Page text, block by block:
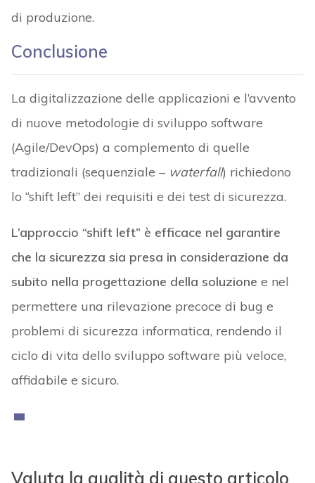
di produzione.
Conclusione
La digitalizzazione delle applicazioni e l’avvento
di nuove metodologie di sviluppo software
(Agile/DevOps) a complemento di quelle
tradizionali (sequenziale – waterfall) richiedono
lo “shift left” dei requisiti e dei test di sicurezza.
L’approccio “shift left” è efficace nel garantire
che la sicurezza sia presa in considerazione da
subito nella progettazione della soluzione e nel
permettere una rilevazione precoce di bug e
problemi di sicurezza informatica, rendendo il
ciclo di vita dello sviluppo software più veloce,
affidabile e sicuro.
Valuta la qualità di questo articolo